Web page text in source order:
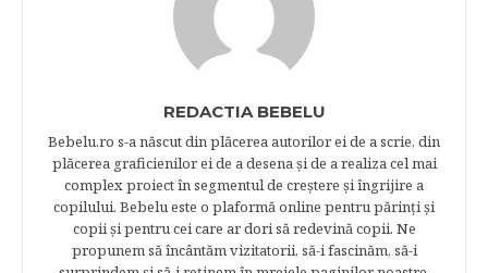
REDACTIA BEBELU
Bebelu.ro s-a născut din plăcerea autorilor ei de a scrie, din
plăcerea graficienilor ei de a desena şi de a realiza cel mai
complex proiect în segmentul de creştere şi îngrijire a
copilului. Bebelu este o plaformă online pentru părinţi şi
copii şi pentru cei care ar dori să redevină copii. Ne
propunem să încântăm vizitatorii, să-i fascinăm, să-i